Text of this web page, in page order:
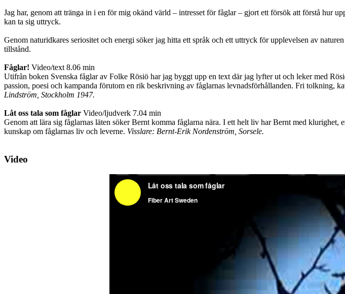
Jag har, genom att tränga in i en för mig okänd värld – intresset för fåglar – gjort ett försök att förstå hur
kan ta sig uttryck.
Genom naturidkares seriositet och energi söker jag hitta ett språk och ett uttryck för upplevelsen av
tillstånd.
Fåglar! Video/text 8.06 min
Utifrån boken Svenska fåglar av Folke Rösiö har jag byggt upp en text där jag lyfter ut och leker med
passion, poesi och kampanda förutom en rik beskrivning av fåglarnas levnadsförhållanden. Fri tolkning,
Lindström, Stockholm 1947.
Låt oss tala som fåglar Video/ljudverk 7.04 min
Genom att lära sig fåglarnas läten söker Bernt komma fåglarna nära. I ett helt liv har Bernt med
kunskap om fåglarnas liv och leverne. Visslare: Bernt-Erik Nordenström, Sorsele.
Video